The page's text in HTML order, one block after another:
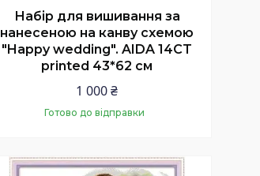
Набір для вишивання за
нанесеною на канву схемою
"Happy wedding". AIDA 14CT
printed 43*62 см
1 000 ₴
Готово до відправки
Купити